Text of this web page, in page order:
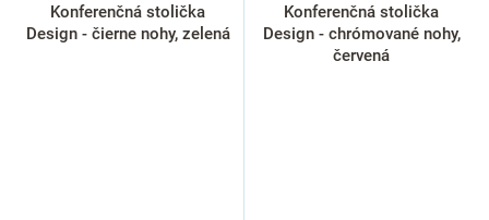
Konferenčná stolička
Design - čierne nohy, zelená
Konferenčná stolička
Design - chrómované nohy,
červená